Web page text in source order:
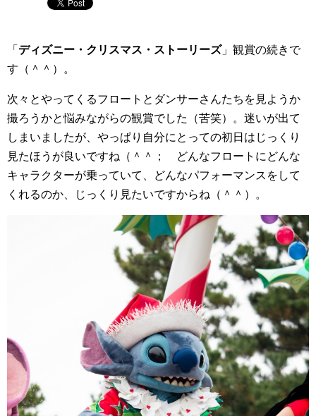
「 ディズニー・クリスマス・ストーリーズ」観賞の続きで
す（＾＾）。
次々とやってくるフロートとダンサーさんたちを見ようか
撮ろうかと悩みながらの観賞でした（苦笑）。迷いが出て
しまいましたが、やっぱり自分にとっての初日はじっくり
見たほうが良いですね（＾＾； どんなフロートにどんな
キャラクターが乗っていて、どんなパフォーマンスをして
くれるのか、じっくり見たいですからね（＾＾）。